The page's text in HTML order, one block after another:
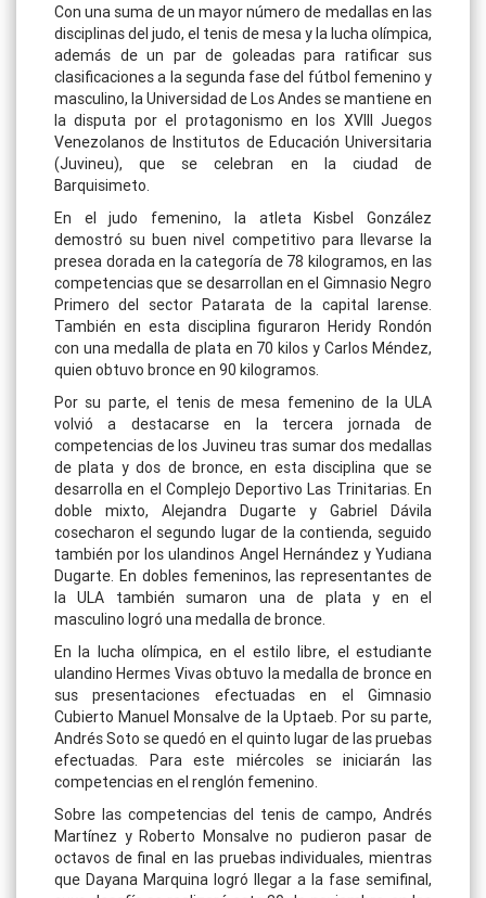
Con una suma de un mayor número de medallas en las
disciplinas del judo, el tenis de mesa y la lucha olímpica,
además de un par de goleadas para ratificar sus
clasificaciones a la segunda fase del fútbol femenino y
masculino, la Universidad de Los Andes se mantiene en
la disputa por el protagonismo en los XVIII Juegos
Venezolanos de Institutos de Educación Universitaria
(Juvineu), que se celebran en la ciudad de
Barquisimeto.
En el judo femenino, la atleta Kisbel González
demostró su buen nivel competitivo para llevarse la
presea dorada en la categoría de 78 kilogramos, en las
competencias que se desarrollan en el Gimnasio Negro
Primero del sector Patarata de la capital larense.
También en esta disciplina figuraron Heridy Rondón
con una medalla de plata en 70 kilos y Carlos Méndez,
quien obtuvo bronce en 90 kilogramos.
Por su parte, el tenis de mesa femenino de la ULA
volvió a destacarse en la tercera jornada de
competencias de los Juvineu tras sumar dos medallas
de plata y dos de bronce, en esta disciplina que se
desarrolla en el Complejo Deportivo Las Trinitarias. En
doble mixto, Alejandra Dugarte y Gabriel Dávila
cosecharon el segundo lugar de la contienda, seguido
también por los ulandinos Angel Hernández y Yudiana
Dugarte. En dobles femeninos, las representantes de
la ULA también sumaron una de plata y en el
masculino logró una medalla de bronce.
En la lucha olímpica, en el estilo libre, el estudiante
ulandino Hermes Vivas obtuvo la medalla de bronce en
sus presentaciones efectuadas en el Gimnasio
Cubierto Manuel Monsalve de la Uptaeb. Por su parte,
Andrés Soto se quedó en el quinto lugar de las pruebas
efectuadas. Para este miércoles se iniciarán las
competencias en el renglón femenino.
Sobre las competencias del tenis de campo, Andrés
Martínez y Roberto Monsalve no pudieron pasar de
octavos de final en las pruebas individuales, mientras
que Dayana Marquina logró llegar a la fase semifinal,